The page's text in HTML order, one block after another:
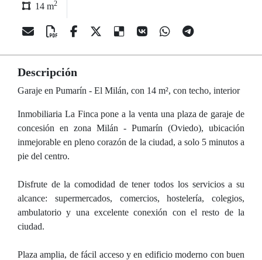
14 m2
Descripción
Garaje en Pumarín - El Milán, con 14 m², con techo, interior
Inmobiliaria La Finca pone a la venta una plaza de garaje de
concesión en zona Milán - Pumarín (Oviedo), ubicación
inmejorable en pleno corazón de la ciudad, a solo 5 minutos a
pie del centro.
Disfrute de la comodidad de tener todos los servicios a su
alcance: supermercados, comercios, hostelería, colegios,
ambulatorio y una excelente conexión con el resto de la
ciudad.
Plaza amplia, de fácil acceso y en edificio moderno con buen